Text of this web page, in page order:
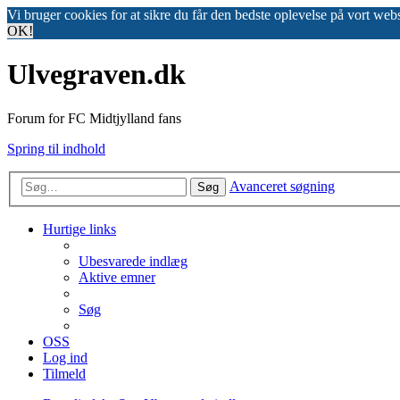
Vi bruger cookies for at sikre du får den bedste oplevelse på vort
OK!
Ulvegraven.dk
Forum for FC Midtjylland fans
Spring til indhold
Søg Avanceret søgning
Hurtige links
Ubesvarede indlæg
Aktive emner
Søg
OSS
Log ind
Tilmeld